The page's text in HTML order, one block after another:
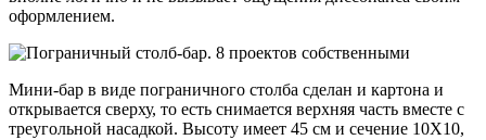
оформлением.
Мини-бар в виде пограничного столба сделан и картона и
открывается сверху, то есть снимается верхняя часть вместе с
треугольной насадкой. Высоту имеет 45 см и сечение 10Х10,